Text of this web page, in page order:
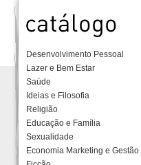
Desenvolvimento Pessoal
Lazer e Bem Estar
Saúde
Ideias e Filosofia
Religião
Educação e Família
Sexualidade
Economia Marketing e Gestão